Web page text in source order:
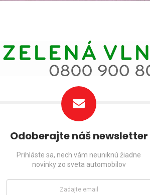
Odoberajte náš newsletter
Prihláste sa, nech vám neuniknú žiadne
novinky zo sveta automobilov